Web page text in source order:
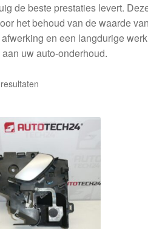
de beste prestaties levert.
het behoud van de waarde
en een langdurige
uw auto-onderhoud.
Gesorteerd